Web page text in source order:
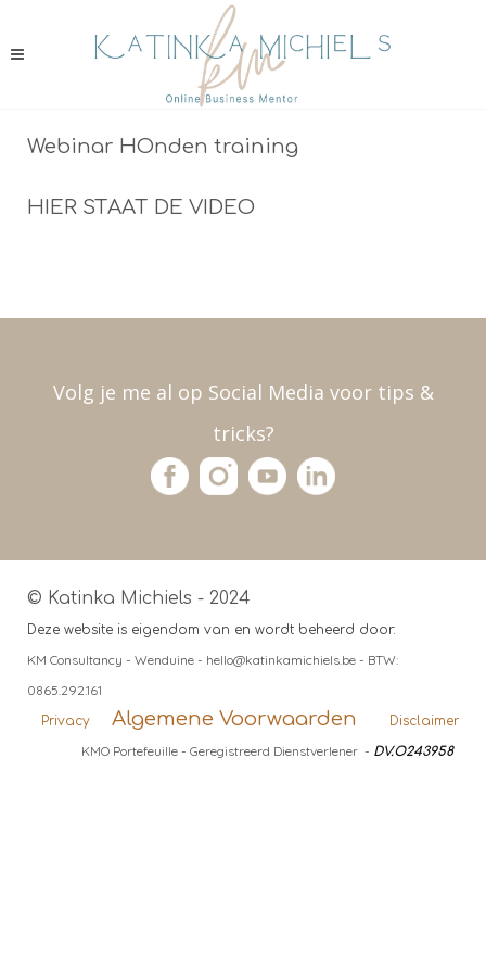
Webinar HOnden training
HIER STAAT DE VIDEO
Volg je me al op Social Media voor tips &
tricks?
© Katinka Michiels - 2024
Deze website is eigendom van en wordt beheerd door:
KM Consultancy - Wenduine - hello@katinkamichiels.be - BTW:
0865.292.161
Privacy Algemene Voorwaarden Disclaimer
KMO Portefeuille - Geregistreerd Dienstverlener - DV.O243958